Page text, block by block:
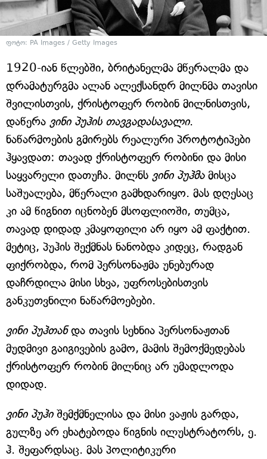
ფოტო: PA Images / Getty Images
1920-იან წლებში, ბრიტანელმა მწერალმა და
დრამატურგმა ალან ალექსანდრ მილნმა თავისი
შვილისთვის, ქრისტოფერ რობინ მილნისთვის,
დაწერა ვინი პუჰის თავგადასავალი.
ნაწარმოების გმირებს რეალური პროტოტიპები
ჰყავდათ: თავად ქრისტოფერ რობინი და მისი
საყვარელი დათუჩა. მილნს ვინი პუჰმამისცა
საშუალება, მწერალი გამხდარიყო. მას დღესაც
კი ამ წიგნით იცნობენ მსოფლიოში, თუმცა,
თავად დიდად კმაყოფილი არ იყო ამ ფაქტით.
მეტიც, პუჰის შექმნას ნანობდა კიდეც, რადგან
ფიქრობდა, რომ პერსონაჟმა უნებურად
დაჩრდილა მისი სხვა, უფროსებისთვის
განკუთვნილი ნაწარმოებები.
ვინი პუჰთანდა თავის სეხნია პერსონაჟთან
მუდმივი გაიგივების გამო, მამის შემოქმედებას
ქრისტოფერ რობინ მილნიც არ უმადლოდა
დიდად.
ვინი პუჰიშემქმნელისა და მისი ვაჟის გარდა,
გულზე არ ეხატებოდა წიგნის ილუსტრატორს, ე.
ჰ. შეფარდსაც. მას პოლიტიკური